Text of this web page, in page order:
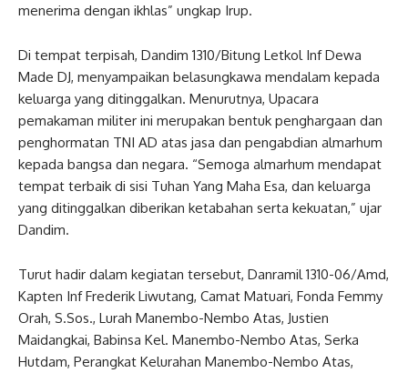
menerima dengan ikhlas” ungkap Irup.
Di tempat terpisah, Dandim 1310/Bitung Letkol Inf Dewa
Made DJ, menyampaikan belasungkawa mendalam kepada
keluarga yang ditinggalkan. Menurutnya, Upacara
pemakaman militer ini merupakan bentuk penghargaan dan
penghormatan TNI AD atas jasa dan pengabdian almarhum
kepada bangsa dan negara. “Semoga almarhum mendapat
tempat terbaik di sisi Tuhan Yang Maha Esa, dan keluarga
yang ditinggalkan diberikan ketabahan serta kekuatan,” ujar
Dandim.
Turut hadir dalam kegiatan tersebut, Danramil 1310-06/Amd,
Kapten Inf Frederik Liwutang, Camat Matuari, Fonda Femmy
Orah, S.Sos., Lurah Manembo-Nembo Atas, Justien
Maidangkai, Babinsa Kel. Manembo-Nembo Atas, Serka
Hutdam, Perangkat Kelurahan Manembo-Nembo Atas,